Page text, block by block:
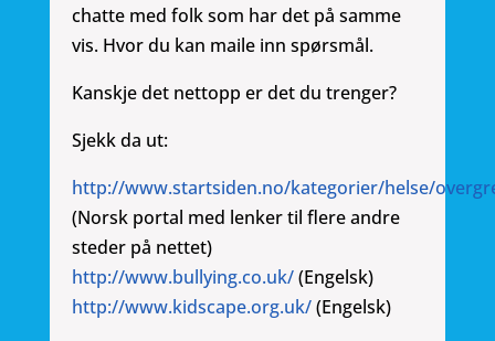
chatte med folk som har det på samme
vis. Hvor du kan maile inn spørsmål.
Kanskje det nettopp er det du trenger?
Sjekk da ut:
http://www.startsiden.no/kategorier/helse/
(Norsk portal med lenker til flere andre
steder på nettet)
http://www.bullying.co.uk/(Engelsk)
http://www.kidscape.org.uk/(Engelsk)